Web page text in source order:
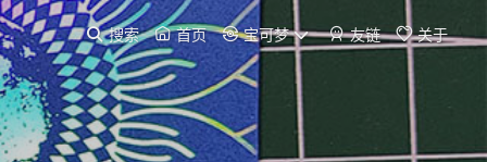
搜索 首页 宝可梦 友链 关于